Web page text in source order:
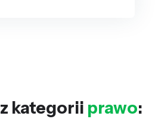
z kategorii prawo: